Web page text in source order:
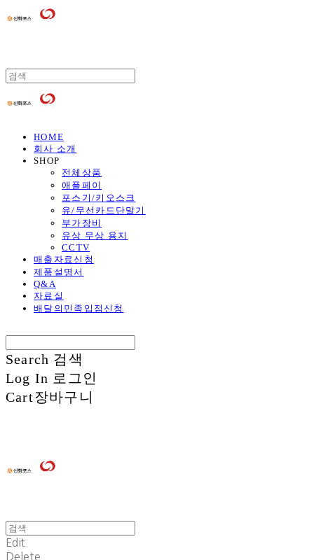
HOME
회사 소개
SHOP
전체상품
애플페이
포스기/키오스크
유/무선카드단말기
부가장비
유상 무상 용지
CCTV
매출자료신청
제품설명서
Q&A
자료실
배달의민족입점신청
Search 검색
Log In 로그인
Cart장바구니
Edit
Delete